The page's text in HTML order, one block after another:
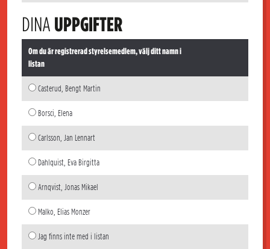
DINA UPPGIFTER
Om du är registrerad styrelsemedlem, välj ditt namn i
listan
Casterud, Bengt Martin
Borsci, Elena
Carlsson, Jan Lennart
Dahlquist, Eva Birgitta
Arnqvist, Jonas Mikael
Malko, Elias Monzer
Jag finns inte med i listan